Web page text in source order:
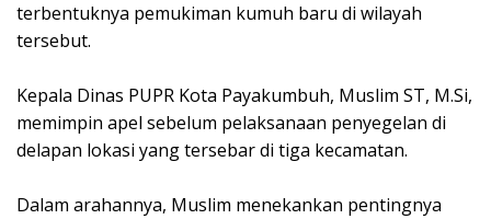
terbentuknya pemukiman kumuh baru di wilayah
tersebut.
Kepala Dinas PUPR Kota Payakumbuh, Muslim ST, M.Si,
memimpin apel sebelum pelaksanaan penyegelan di
delapan lokasi yang tersebar di tiga kecamatan.
Dalam arahannya, Muslim menekankan pentingnya